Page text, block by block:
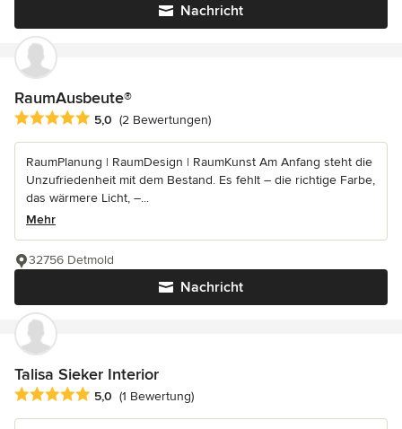
Nachricht
RaumAusbeute®
Durchschnittliche Bewertung: 5 von 5 Sternen
5,0 (2 Bewertungen)
RaumPlanung | RaumDesign | RaumKunst Am Anfang steht die
Unzufriedenheit mit dem Bestand. Es fehlt – die richtige Farbe,
das wärmere Licht, –...
Mehr
Nachricht
32756 Detmold
Talisa Sieker Interior
Durchschnittliche Bewertung: 5 von 5 Sternen
5,0 (1 Bewertung)